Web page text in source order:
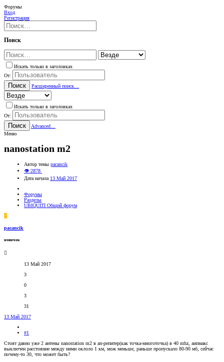
Форумы
Вход
Регистрация
Поиск
Искать только в заголовках
От:
Поиск Расширенный поиск…
Искать только в заголовках
От:
Поиск
Advanced…
Меню
nanostation m2
Автор темы pacancik
👁 2878
Дата начала 13 Май 2017
Форумы
Разделы
UBIQUITI Общий форум
P
pacancik
новичок
13 Май 2017
3
0
3
31
13 Май 2017
#1
Стоят давно уже 2 антены nanostation m2 в ап-репитер(как точка-многоточка) в 40 mhz, аипмакс
выключен расстояние между ними оклоло 1 км, мож меньше, раньше пропускало 80-90 мб, сейчас
почему-то 30, что может быть?